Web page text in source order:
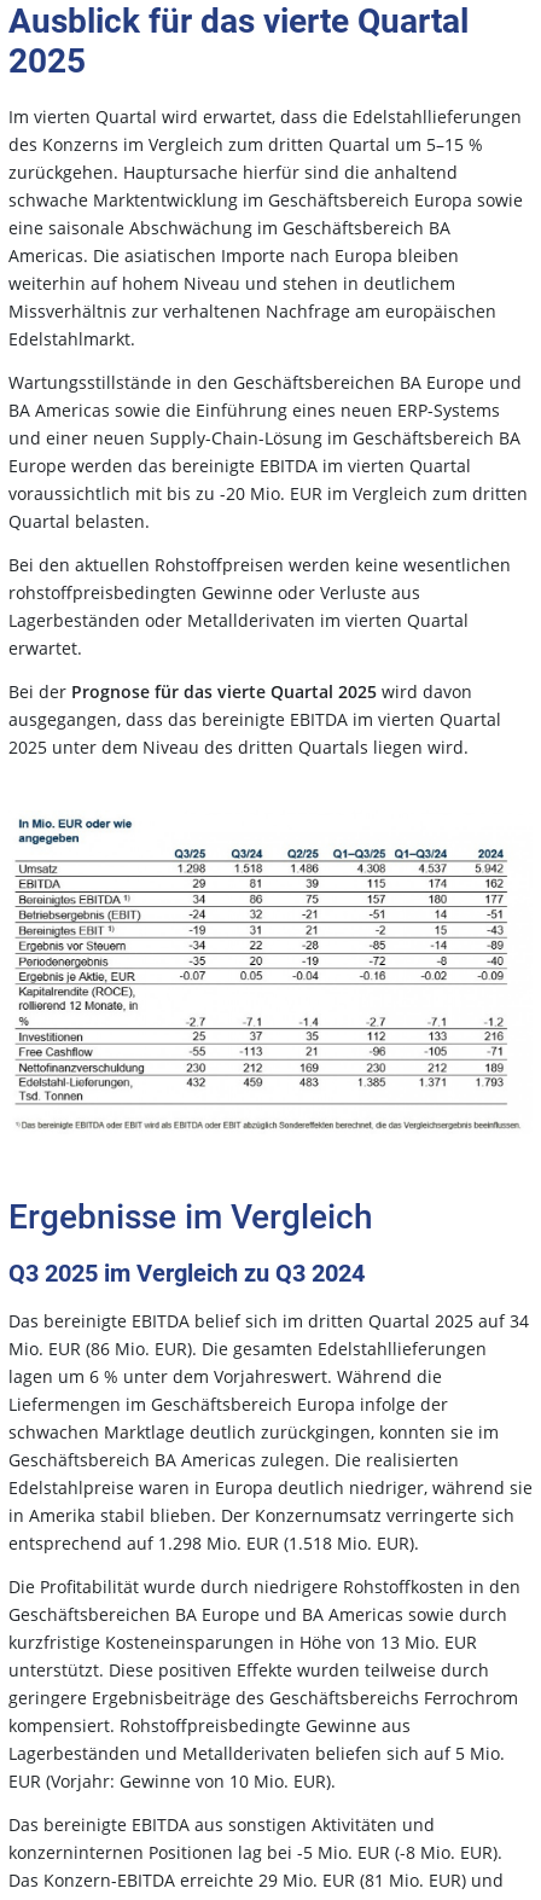
Ausblick für das vierte Quartal
2025
Im vierten Quartal wird erwartet, dass die Edelstahllieferungen
des Konzerns im Vergleich zum dritten Quartal um 5–15 %
zurückgehen. Hauptursache hierfür sind die anhaltend
schwache Marktentwicklung im Geschäftsbereich Europa sowie
eine saisonale Abschwächung im Geschäftsbereich BA
Americas. Die asiatischen Importe nach Europa bleiben
weiterhin auf hohem Niveau und stehen in deutlichem
Missverhältnis zur verhaltenen Nachfrage am europäischen
Edelstahlmarkt.
Wartungsstillstände in den Geschäftsbereichen BA Europe und
BA Americas sowie die Einführung eines neuen ERP-Systems
und einer neuen Supply-Chain-Lösung im Geschäftsbereich BA
Europe werden das bereinigte EBITDA im vierten Quartal
voraussichtlich mit bis zu -20 Mio. EUR im Vergleich zum dritten
Quartal belasten.
Bei den aktuellen Rohstoffpreisen werden keine wesentlichen
rohstoffpreisbedingten Gewinne oder Verluste aus
Lagerbeständen oder Metallderivaten im vierten Quartal
erwartet.
Bei der Prognose für das vierte Quartal 2025 wird davon
ausgegangen, dass das bereinigte EBITDA im vierten Quartal
2025 unter dem Niveau des dritten Quartals liegen wird.
Ergebnisse im Vergleich
Q3 2025 im Vergleich zu Q3 2024
Das bereinigte EBITDA belief sich im dritten Quartal 2025 auf 34
Mio. EUR (86 Mio. EUR). Die gesamten Edelstahllieferungen
lagen um 6 % unter dem Vorjahreswert. Während die
Liefermengen im Geschäftsbereich Europa infolge der
schwachen Marktlage deutlich zurückgingen, konnten sie im
Geschäftsbereich BA Americas zulegen. Die realisierten
Edelstahlpreise waren in Europa deutlich niedriger, während sie
in Amerika stabil blieben. Der Konzernumsatz verringerte sich
entsprechend auf 1.298 Mio. EUR (1.518 Mio. EUR).
Die Profitabilität wurde durch niedrigere Rohstoffkosten in den
Geschäftsbereichen BA Europe und BA Americas sowie durch
kurzfristige Kosteneinsparungen in Höhe von 13 Mio. EUR
unterstützt. Diese positiven Effekte wurden teilweise durch
geringere Ergebnisbeiträge des Geschäftsbereichs Ferrochrom
kompensiert. Rohstoffpreisbedingte Gewinne aus
Lagerbeständen und Metallderivaten beliefen sich auf 5 Mio.
EUR (Vorjahr: Gewinne von 10 Mio. EUR).
Das bereinigte EBITDA aus sonstigen Aktivitäten und
konzerninternen Positionen lag bei -5 Mio. EUR (-8 Mio. EUR).
Das Konzern-EBITDA erreichte 29 Mio. EUR (81 Mio. EUR) und